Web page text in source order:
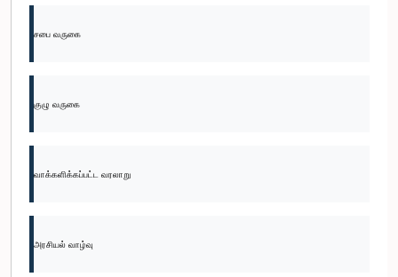
சபை வருகை
குழு வருகை
வாக்களிக்கப்பட்ட வரலாறு
அரசியல் வாழ்வு